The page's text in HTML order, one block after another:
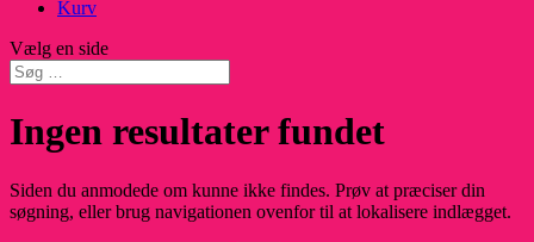
Kurv
Vælg en side
Ingen resultater fundet
Siden du anmodede om kunne ikke findes. Prøv at præciser din
søgning, eller brug navigationen ovenfor til at lokalisere indlægget.